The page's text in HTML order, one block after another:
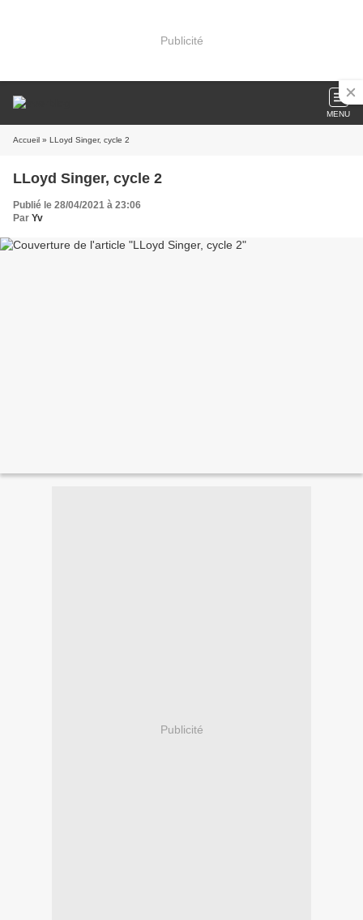
Publicité
MENU
Accueil » LLoyd Singer, cycle 2
LLoyd Singer, cycle 2
Publié le 28/04/2021 à 23:06
Par Yv
Publicité